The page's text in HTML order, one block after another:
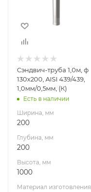
1000
Материал
Нержавеющая
сталь
Производитель
УМК
Сэндвич-труба 1,0м, ф
130х200, AISI 439/439,
1,0мм/0,5мм, (К)
Есть в наличии
Ширина, мм
200
Глубина, мм
200
Высота, мм
1000
Материал изготовления